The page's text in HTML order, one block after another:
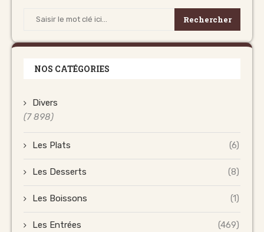
Rechercher
NOS CATÉGORIES
Divers
(7 898)
Les Plats (6)
Les Desserts (8)
Les Boissons (1)
Les Entrées (469)